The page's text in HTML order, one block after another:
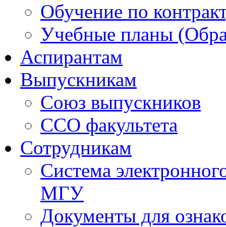
Обучение по
Учебные планы
Аспирантам
Выпускникам
Союз выпускников
ССО факультета
Сотрудникам
Система
МГУ
Документы для